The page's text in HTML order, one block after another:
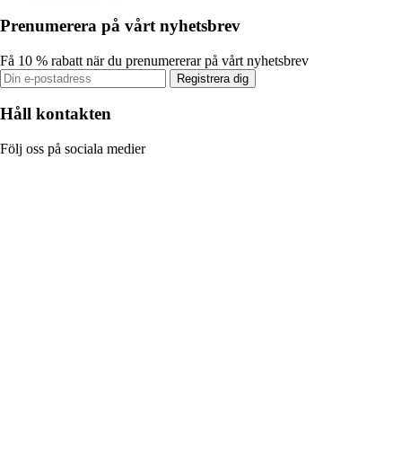
Prenumerera på vårt nyhetsbrev
Få 10 % rabatt när du prenumererar på vårt nyhetsbrev
Registrera dig
Håll kontakten
Följ oss på sociala medier